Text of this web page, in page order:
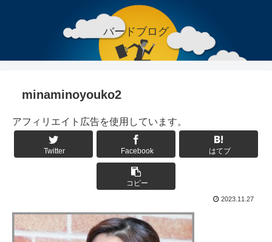
バードブログ
minaminoyouko2
アフィリエイト広告を使用しています。
Twitter Facebook はてブ
コピー
2023.11.27